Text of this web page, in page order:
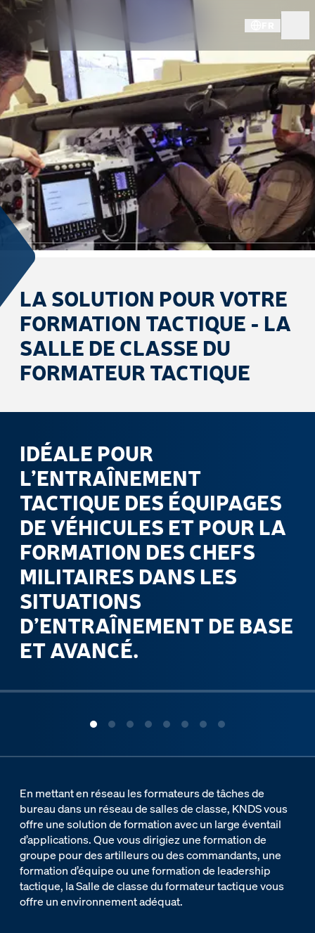
LA SOLUTION POUR VOTRE
FORMATION TACTIQUE - LA
SALLE DE CLASSE DU
FORMATEUR TACTIQUE
IDÉALE POUR
L’ENTRAÎNEMENT
TACTIQUE DES ÉQUIPAGES
DE VÉHICULES ET POUR LA
FORMATION DES CHEFS
MILITAIRES DANS LES
SITUATIONS
D’ENTRAÎNEMENT DE BASE
ET AVANCÉ.
En mettant en réseau les formateurs de tâches de
bureau dans un réseau de salles de classe, KNDS vous
offre une solution de formation avec un large éventail
d’applications. Que vous dirigiez une formation de
groupe pour des artilleurs ou des commandants, une
formation d’équipe ou une formation de leadership
tactique, la Salle de classe du formateur tactique vous
offre un environnement adéquat.